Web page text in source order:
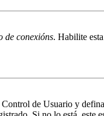
de conexións. Habilite
de Usuario y